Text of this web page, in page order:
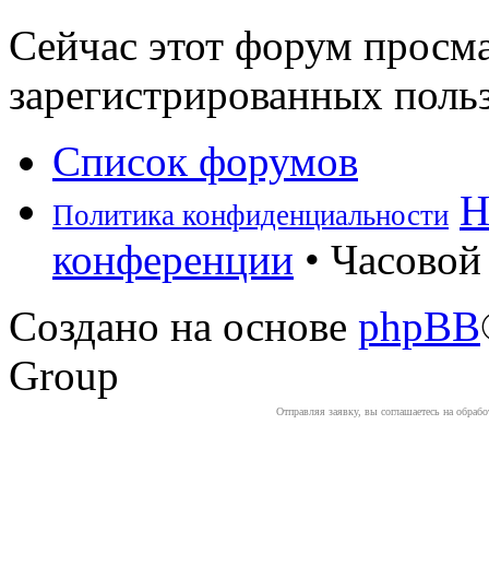
Сейчас этот форум
зарегистрированных
Список форумов
Политика конфиденциальности
конференции •
Создано на основе phpBB
Group
Отправляя заявку, вы соглашаетесь на